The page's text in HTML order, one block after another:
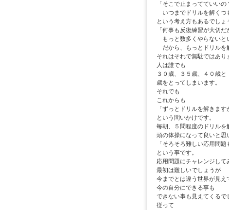
「そこで止まってていいの
いつまでドリルを解くつ
という考え方もあるでしょ
「何事も反復練習が大切だ
もっと数多くやらないと
だから、もっとドリルを
それはそれで無駄ではあり
人は誰でも
３０歳、３５歳、４０歳と
歳をとってしまいます。
それでも
これからも
「ずっとドリルを解きます
という問いかけです。
毎朝、５問程度のドリルを
頭の体操になって良いと思
「そろそろ難しい応用問題
という事です。
応用問題にチャレンジして
最初は難しいでしょうが
今までとは違う世界が見え
今の自分にできる事も
できない事も見えてくるで
従って